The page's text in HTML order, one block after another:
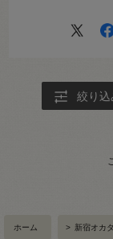
絞り込
ホーム > 新宿オカ